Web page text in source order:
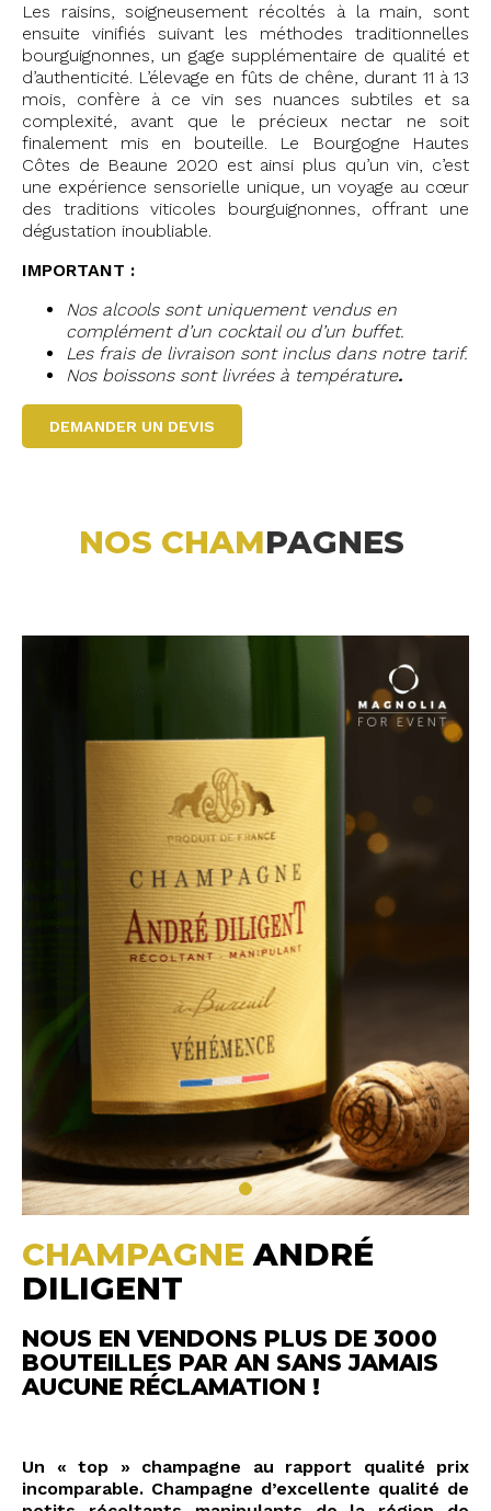
Les raisins, soigneusement récoltés à la main, sont
ensuite vinifiés suivant les méthodes traditionnelles
bourguignonnes, un gage supplémentaire de qualité et
d’authenticité. L’élevage en fûts de chêne, durant 11 à 13
mois, confère à ce vin ses nuances subtiles et sa
complexité, avant que le précieux nectar ne soit
finalement mis en bouteille. Le Bourgogne Hautes
Côtes de Beaune 2020 est ainsi plus qu’un vin, c’est
une expérience sensorielle unique, un voyage au cœur
des traditions viticoles bourguignonnes, offrant une
dégustation inoubliable.
IMPORTANT :
Nos alcools sont uniquement vendus en
complément d’un cocktail ou d’un buffet.
Les frais de livraison sont inclus dans notre tarif.
Nos boissons sont livrées à température.
DEMANDER UN DEVIS
NOS CHAMPAGNES
CHAMPAGNEANDRÉ
DILIGENT
NOUS EN VENDONS PLUS DE 3000
BOUTEILLES PAR AN SANS JAMAIS
AUCUNE RÉCLAMATION !
Un « top » champagne au rapport qualité prix
incomparable. Champagne d’excellente qualité de